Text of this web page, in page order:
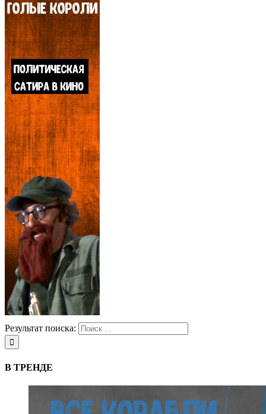
Результат поиска:
В ТРЕНДЕ